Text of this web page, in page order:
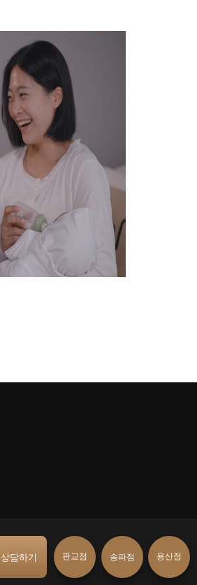
용산점
송파점
판교점
상담하기